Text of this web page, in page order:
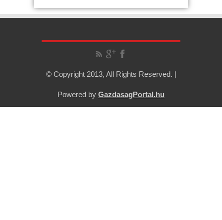
© Copyright 2013, All Rights Reserved. |
Powered by GazdasagPortal.hu